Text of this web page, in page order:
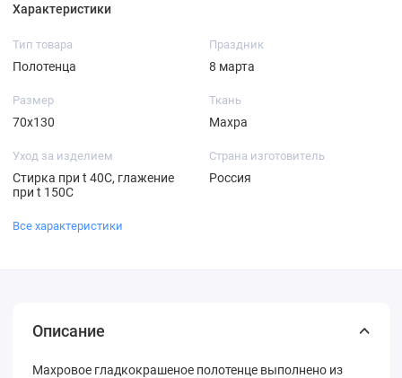
Характеристики
Тип товара
Полотенца
Праздник
8 марта
Размер
70х130
Ткань
Махра
Уход за изделием
Стирка при t 40С, глажение
при t 150С
Страна изготовитель
Россия
Все характеристики
Описание
Махровое гладкокрашеное полотенце выполнено из